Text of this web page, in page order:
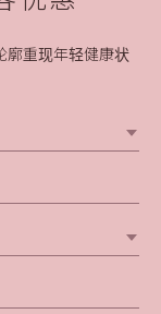
廓重现年轻健康状